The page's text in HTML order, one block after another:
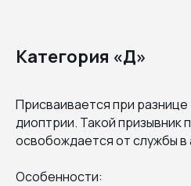
Категория «Д»
Присваивается при
диоптрии. Такой призывник
освобождается от службы в
Особенности: